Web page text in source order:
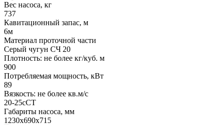
Вес насоса, кг
737
Кавитационный запас, м
6м
Материал проточной части
Серый чугун СЧ 20
Плотность: не более кг/куб. м
900
Потребляемая мощность, кВт
89
Вязкость: не более кв.м/с
20-25сСТ
Габариты насоса, мм
1230х690х715